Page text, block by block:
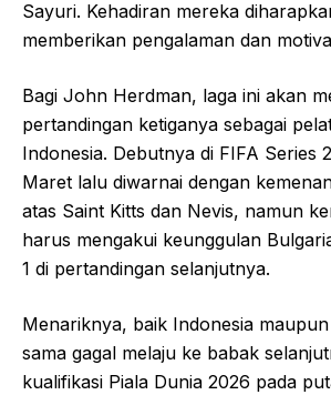
Sayuri. Kehadiran mereka
memberikan pengalaman dan
Bagi John Herdman, laga ini akan
pertandingan ketiganya sebagai
Indonesia. Debutnya di FIFA Series
Maret lalu diwarnai dengan
atas Saint Kitts dan Nevis, namun
harus mengakui keunggulan
1 di pertandingan selanjutnya.
Menariknya, baik Indonesia
sama gagal melaju ke babak
kualifikasi Piala Dunia 2026 pada